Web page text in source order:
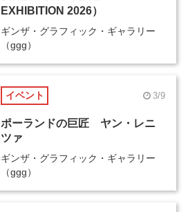
EXHIBITION 2026）
ギンザ・グラフィック・ギャラリー
（ggg）
イベント 3/9
ポーランドの巨匠 ヤン・レニ
ツァ
ギンザ・グラフィック・ギャラリー
（ggg）